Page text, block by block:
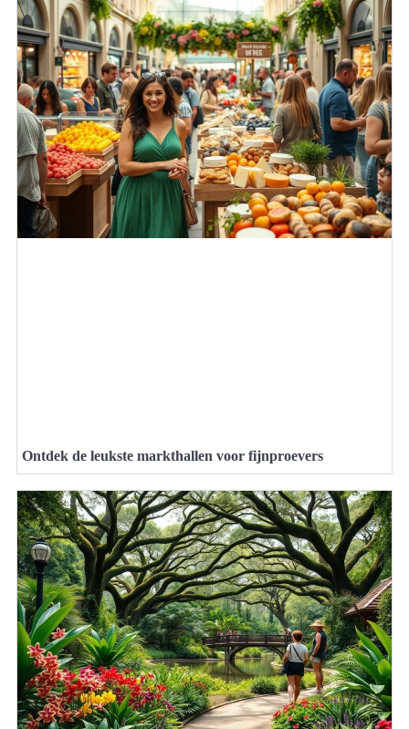
Ontdek de leukste markthallen voor fijnproevers